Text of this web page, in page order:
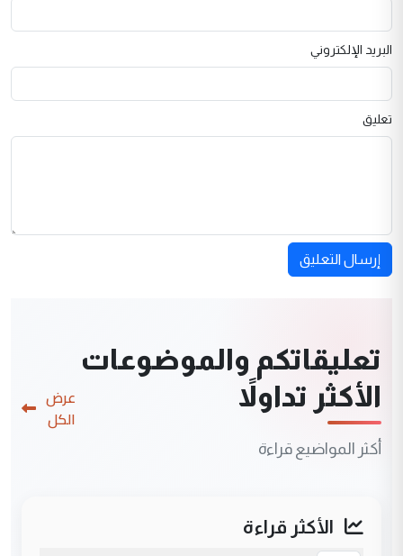
البريد الإلكتروني
تعليق
إرسال التعليق
تعليقاتكم والموضوعات
الأكثر تداولاً
أكثر المواضيع قراءة
عرض
الكل
الأكثر قراءة